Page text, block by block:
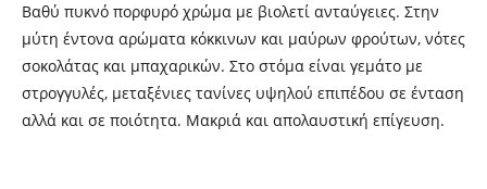
Βαθύ πυκνό πορφυρό χρώµα µε βιολετί ανταύγειες. Στην
μύτη έντονα αρώµατα κόκκινων και µαύρων φρούτων, νότες
σοκολάτας και µπαχαρικών. Στο στόµα είναι γεµάτο µε
στρογγυλές, µεταξένιες τανίνες υψηλού επιπέδου σε ένταση
αλλά και σε ποιότητα. Μακριά και απολαυστική επίγευση.